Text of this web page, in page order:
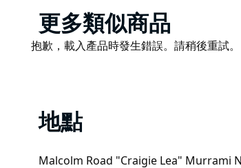
馬都獨具特色，訴說著各自的故事。
歡迎預約參觀。我們為旅行團提供餐飲
Product
List
更多類似商品
Product
抱歉，載入產品時發生錯誤。請稍後重試。
地點
Malcolm Road "Craigie Lea" Murrami